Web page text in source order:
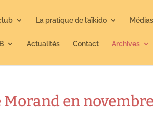
La pratique de l’aïkido Médias
Actualités Contact Archives
Morand en